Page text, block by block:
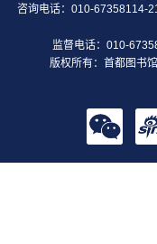
咨询电话：010-67358114-
监督电话：010-
版权所有：首都图书馆